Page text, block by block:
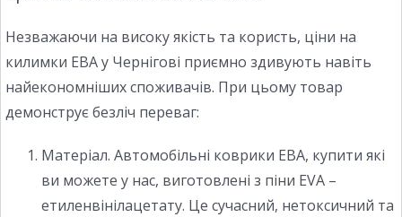
Незважаючи на високу якість та користь, ціни на
килимки ЕВА у Чернігові приємно здивують навіть
найекономніших споживачів. При цьому товар
демонструє безліч переваг:
Матеріал. Автомобільні коврики ЕВА, купити які
ви можете у нас, виготовлені з піни EVA –
етиленвінілацетату. Це сучасний, нетоксичний та